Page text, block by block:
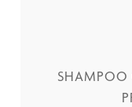
SHAMPOO